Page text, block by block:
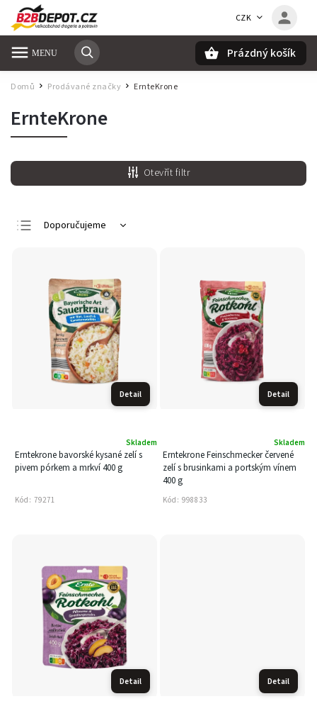
CZK
Prázdný košík
Domů / Prodávané značky / ErnteKrone
ErnteKrone
Otevřít filtr
Doporučujeme
Nejprodávanější
Abecedně
Detail
Erntekrone bavorské kysané zelí s
pivem pórkem a mrkví 400 g
Skladem
Kód: 79271
Detail
Erntekrone Feinschmecker červené
zelí s brusinkami a portským vínem
400 g
Skladem
Kód: 998833
Detail Detail